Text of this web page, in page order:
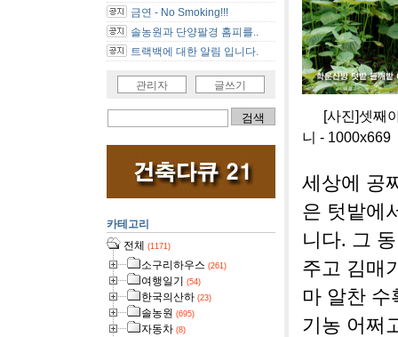
[사진]셋째아
니 - 1000x669
세상에 공
은 텃밭에
니다. 그
주고 김매
마 알찬 수
기농 어쩌
금연 - No Smoking!!!
솔농원과 단양팔경 홈피를..
트랙백에 대한 알림 입니다.
관리자 글쓰기
카테고리
전체 (1171)
소구리하우스 (261)
여행일기 (54)
한국의산하 (23)
솔농원 (695)
자동차 (8)